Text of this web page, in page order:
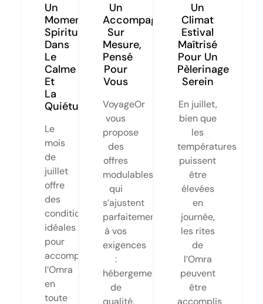
Un
Moment
Spirituel
Dans
Le
Calme
Et
La
Quiétude
Le
mois
de
juillet
offre
des
conditions
idéales
pour
accomplir
l’Omra
en
toute
Un
Accompagnement
Sur
Mesure,
Pensé
Pour
Vous
VoyageOr
vous
propose
des
offres
modulables
qui
s’ajustent
parfaitement
à vos
exigences
:
hébergement
de
qualité,
Un
Climat
Estival
Maîtrisé
Pour Un
Pèlerinage
Serein
En juillet,
bien que
les
températures
puissent
être
élevées
en
journée,
les rites
de
l’Omra
peuvent
être
accomplis